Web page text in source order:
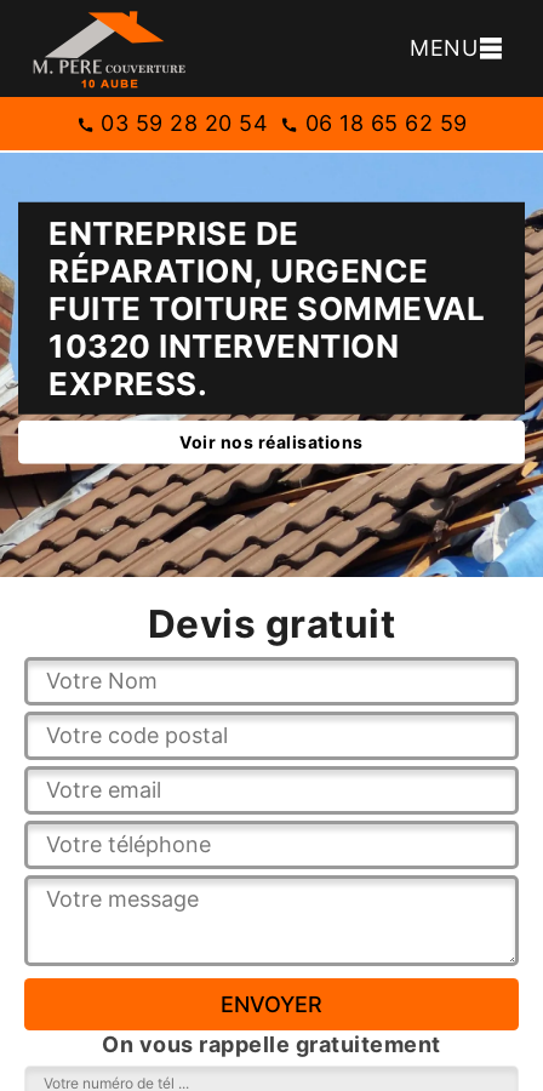
MENU
03 59 28 20 54 06 18 65 62 59
ENTREPRISE DE
RÉPARATION, URGENCE
FUITE TOITURE SOMMEVAL
10320 INTERVENTION
EXPRESS.
Voir nos réalisations
Devis gratuit
On vous rappelle gratuitement